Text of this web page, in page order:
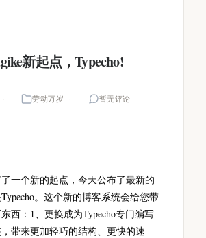
新起点，Typecho!
劳动万岁 暂无评论
一个新的起点，今天公布了最新的
。这个新的博客系统会给您带
西：1、更换成为Typecho专门编写
带来更加轻巧的结构、更快的速